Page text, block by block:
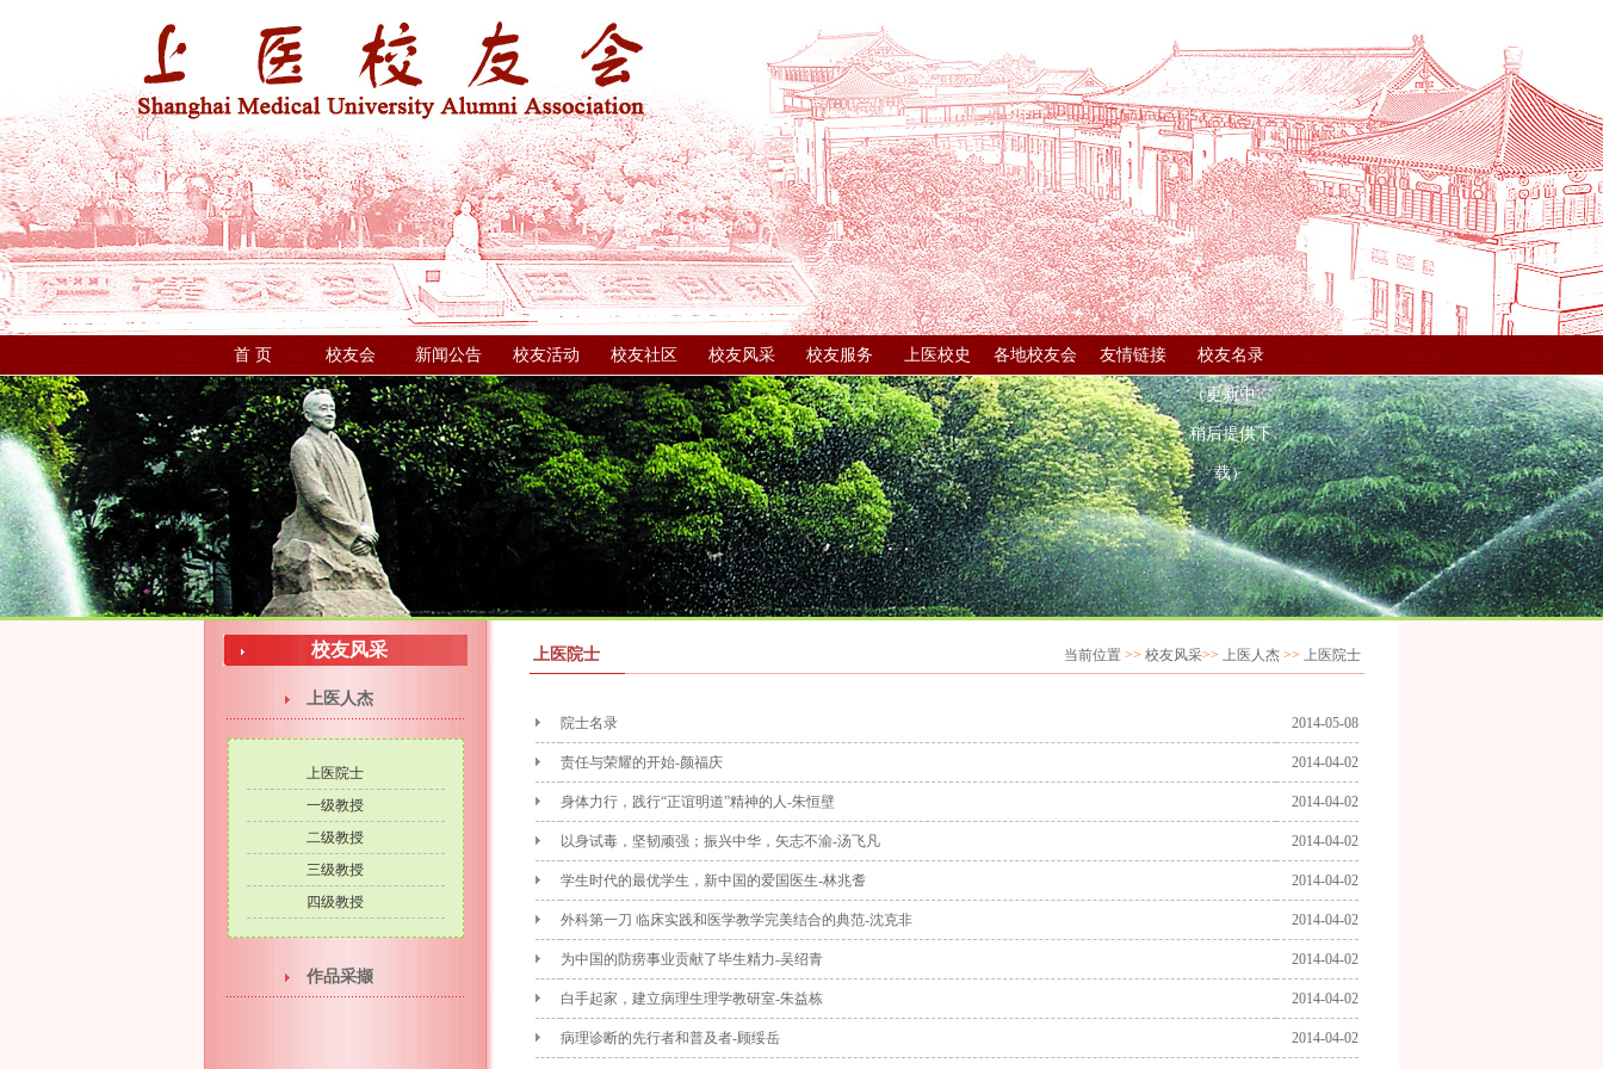
首 页 校友会 新闻公告 校友活动 校友社区 校友风采 校友服务 上医校史 各地校友会 友情链接 校友名录
（更新中，
稍后提供下
载）
校友风采
上医人杰
上医院士
一级教授
二级教授
三级教授
四级教授
作品采撷
上医院士 当前位置 >> 校友风采>> 上医人杰 >> 上医院士
院士名录 2014-05-08
责任与荣耀的开始-颜福庆 2014-04-02
身体力行，践行“正谊明道”精神的人-朱恒壁 2014-04-02
以身试毒，坚韧顽强；振兴中华，矢志不渝-汤飞凡 2014-04-02
学生时代的最优学生，新中国的爱国医生-林兆耆 2014-04-02
外科第一刀 临床实践和医学教学完美结合的典范-沈克非 2014-04-02
为中国的防痨事业贡献了毕生精力-吴绍青 2014-04-02
白手起家，建立病理生理学教研室-朱益栋 2014-04-02
病理诊断的先行者和普及者-顾绥岳 2014-04-02